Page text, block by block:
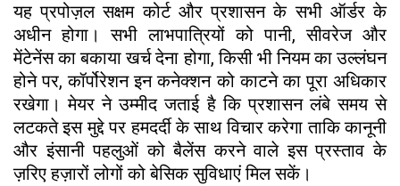
यह प्रपोज़ल सक्षम कोर्ट और प्रशासन के सभी ऑर्डर के
अधीन होगा। सभी लाभपात्रियों को पानी, सीवरेज और
मेंटेनेंस का बकाया खर्च देना होगा, किसी भी नियम का उल्लंघन
होने पर, कॉर्पोरेशन इन कनेक्शन को काटने का पूरा अधिकार
रखेगा। मेयर ने उम्मीद जताई है कि प्रशासन लंबे समय से
लटकते इस मुद्दे पर हमदर्दी के साथ विचार करेगा ताकि कानूनी
और इंसानी पहलुओं को बैलेंस करने वाले इस प्रस्ताव के
ज़रिए हज़ारों लोगों को बेसिक सुविधाएं मिल सकें।